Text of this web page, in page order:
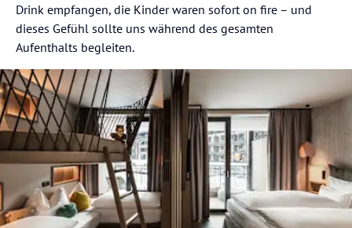
Drink empfangen, die Kinder waren sofort on fire – und
dieses Gefühl sollte uns während des gesamten
Aufenthalts begleiten.